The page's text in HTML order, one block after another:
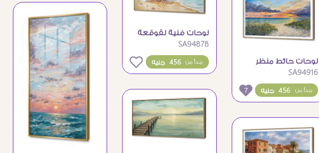
لوحات حائط منظر
شاطئ البحر وقت
الغروب
SA94916
456 جنيه يبدأ من 7
لوحات فنية لقوقعة
على الشاطئ بألوان
مائية
SA94878
456 جنيه يبدأ من